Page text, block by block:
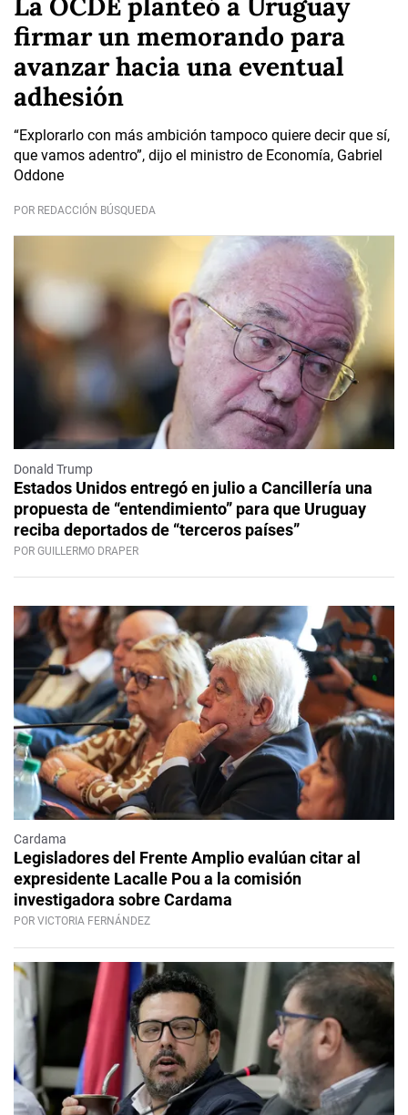
firmar un memorando para
avanzar hacia una eventual
adhesión
“Explorarlo con más ambición tampoco quiere decir que sí,
que vamos adentro”, dijo el ministro de Economía, Gabriel
Oddone
POR REDACCIÓN BÚSQUEDA
Donald Trump
Estados Unidos entregó en julio a Cancillería una
propuesta de “entendimiento” para que Uruguay
reciba deportados de “terceros países”
POR GUILLERMO DRAPER
Cardama
Legisladores del Frente Amplio evalúan citar al
expresidente Lacalle Pou a la comisión
investigadora sobre Cardama
POR VICTORIA FERNÁNDEZ